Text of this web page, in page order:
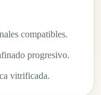
compatibles.
progresivo.
vitrificada.